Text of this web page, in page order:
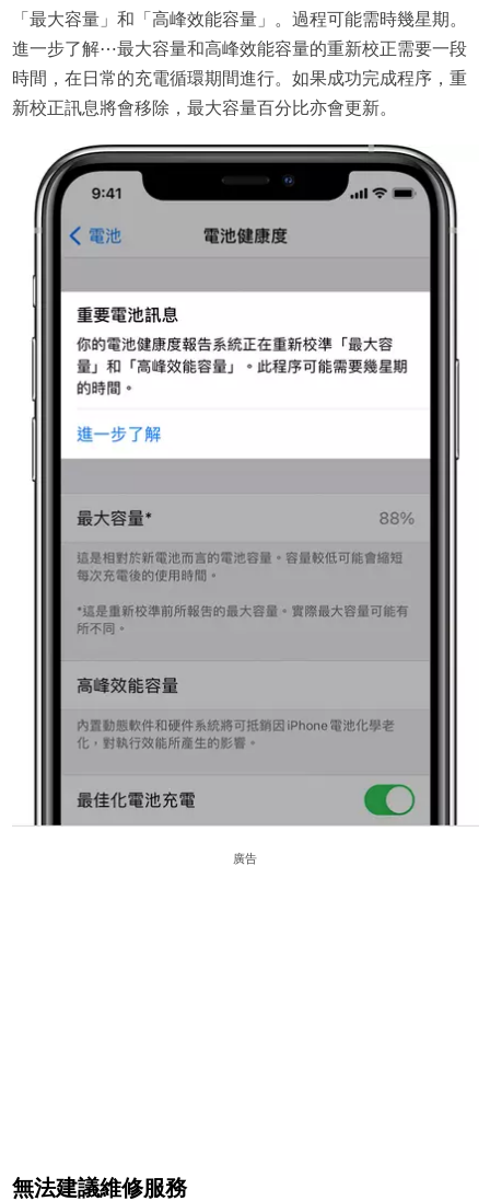
「最大容量」和「高峰效能容量」。過程可能需時幾星期。
進一步了解⋯最大容量和高峰效能容量的重新校正需要一段
時間，在日常的充電循環期間進行。如果成功完成程序，重
新校正訊息將會移除，最大容量百分比亦會更新。
廣告
無法建議維修服務